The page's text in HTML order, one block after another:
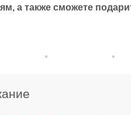
а также сможете